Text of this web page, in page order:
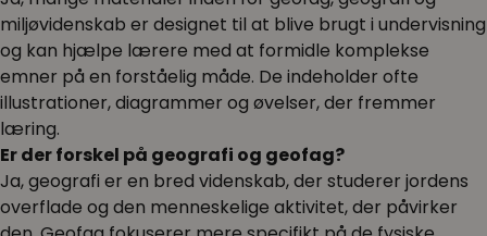
miljøvidenskab er designet til at blive brugt i undervisning
og kan hjælpe lærere med at formidle komplekse
emner på en forståelig måde. De indeholder ofte
illustrationer, diagrammer og øvelser, der fremmer
læring.
Er der forskel på geografi og geofag?
Ja, geografi er en bred videnskab, der studerer jordens
overflade og den menneskelige aktivitet, der påvirker